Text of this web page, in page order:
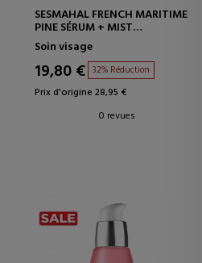
SESMAHAL FRENCH MARITIME
PINE SÉRUM + MIST
LIPOSOMADO
Soin visage
19,80 € 32% Réduction
Prix d'origine 28,95 €
0 revues